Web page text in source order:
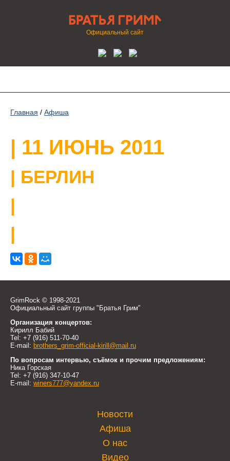
Официальный сайт
Главная / Афиша
| 11 ИЮНЬ 2011
| БЕРЛИН
|
|
GrimRock © 1998-2021
Официальный сайт группы "Братья Грим"
Организация концертов:
Кирилл Бабий
Tel: +7 (916) 511-70-40
E-mail: brothers_grim-official-kirill@mail.ru
По вопросам интервью, съёмок и прочим предложениям:
Ника Горская
Tel: +7 (916) 347-10-47
E-mail: winers777@yandex.ru
Новости
Афиша
О нас
Видео